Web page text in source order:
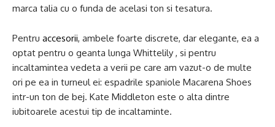
marca talia cu o funda de acelasi ton si tesatura.
Pentru accesorii, ambele foarte discrete, dar elegante, ea a
optat pentru o geanta lunga Whittelily , si pentru
incaltamintea vedeta a verii pe care am vazut-o de multe
ori pe ea in turneul ei: espadrile spaniole Macarena Shoes
intr-un ton de bej. Kate Middleton este o alta dintre
iubitoarele acestui tip de incaltaminte.